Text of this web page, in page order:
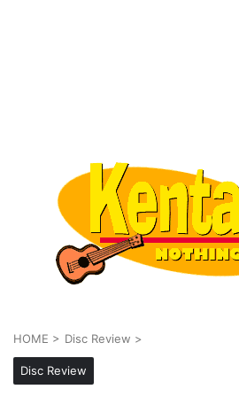
HOME > Disc Review >
Disc Review